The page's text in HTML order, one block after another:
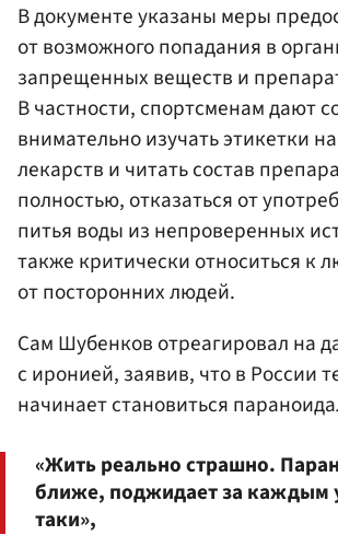
В документе указаны меры
от возможного попадания в
запрещенных веществ и
В частности, спортсменам дают
внимательно изучать этикетки
лекарств и читать состав
полностью, отказаться от
питья воды из непроверенных
также критически относиться к
от посторонних людей.
Сам Шубенков отреагировал на
с иронией, заявив, что в России
начинает становиться
«Жить реально страшно.
ближе, поджидает за каждым
таки»,